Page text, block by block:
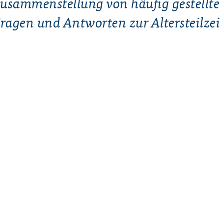
von häufig
und Antworten zur